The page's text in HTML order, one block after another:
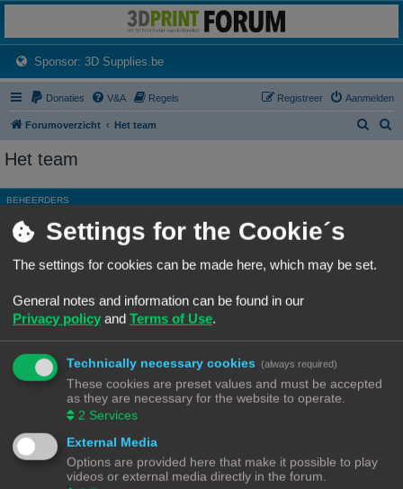
Het 3D print forum van de Benelux na de sluiting van 3dprintforum.nl
Sponsor: 3D Supplies.be(Opens a new tab)
Donaties V&A Regels Aanmelden
Registreer
Forumoverzicht Het team
k
k
Het team
BEHEERDERS
Rang, Gebruikersnaam Site Admin Ch3vr0n
Moderator
Alle forums
ALGEMENE MODERATORS
Geen leden gevonden met deze zoekcriteria.
Ga naar
Forumoverzicht
© Copyright
! - 3dprintforum.eu
Alle Rechten Voorbehouden
Settings for the Cookie´s
The settings for cookies can be made here, which may be set.
General notes and information can be found in our
Privacy policy and Terms of Use.
Technically necessary cookies (always required)
These cookies are preset values and must be accepted
as they are necessary for the website to operate.
2 Services
External Media
Options are provided here that make it possible to play
videos or external media directly in the forum.